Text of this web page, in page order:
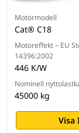
Motormodell
Cat® C18
Motoreffekt – EU
14396:2002
446 K/W
Nominell
45000 kg
Visa